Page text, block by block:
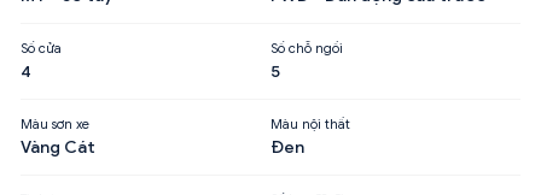
Số cửa
4
Số chỗ ngồi
5
Màu sơn xe
Vàng Cát
Màu nội thất
Đen